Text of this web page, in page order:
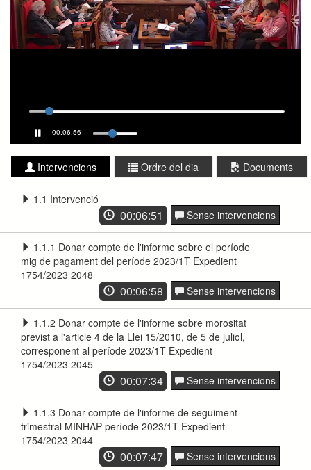
00:06:56
Intervencions Ordre del dia Documents
1.1 Intervenció
00:06:51 Sense intervencions
1.1.1 Donar compte de l'informe sobre el període
mig de pagament del període 2023/1T Expedient
1754/2023 2048
00:06:58 Sense intervencions
1.1.2 Donar compte de l'informe sobre morositat
previst a l'article 4 de la Llei 15/2010, de 5 de juliol,
corresponent al període 2023/1T Expedient
1754/2023 2045
00:07:34 Sense intervencions
1.1.3 Donar compte de l'informe de seguiment
trimestral MINHAP període 2023/1T Expedient
1754/2023 2044
00:07:47 Sense intervencions